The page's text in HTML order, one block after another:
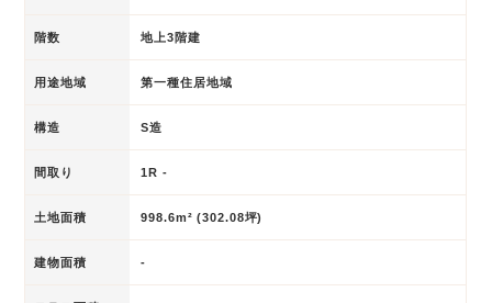
階数 地上3階建
用途地域 第一種住居地域
構造 S造
間取り 1R -
土地面積 998.6m² (302.08坪)
建物面積 -